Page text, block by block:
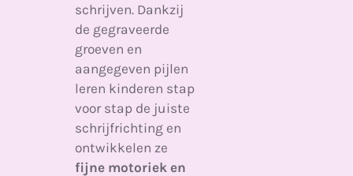
schrijven. Dankzij
de gegraveerde
groeven en
aangegeven pijlen
leren kinderen stap
voor stap de juiste
schrijfrichting en
ontwikkelen ze
fijne motoriek en